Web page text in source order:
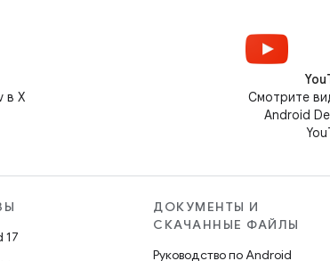
в X
Смотрите
Android
17
ДОКУМЕНТЫ И
СКАЧАННЫЕ ФАЙЛЫ
Руководство по Android